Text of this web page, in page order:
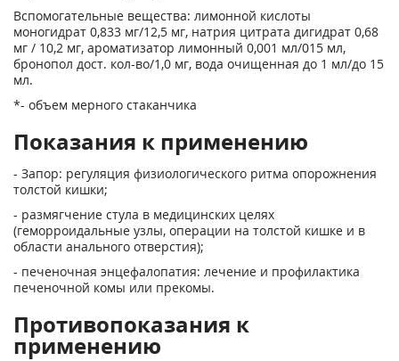
Вспомогательные вещества: лимонной кислоты
моногидрат 0,833 мг/12,5 мг, натрия цитрата дигидрат 0,68
мг / 10,2 мг, ароматизатор лимонный 0,001 мл/015 мл,
бронопол дост. кол-во/1,0 мг, вода очищенная до 1 мл/до 15
мл.
*- объем мерного стаканчика
Показания к применению
- Запор: регуляция физиологического ритма опорожнения
толстой кишки;
- размягчение стула в медицинских целях
(геморроидальные узлы, операции на толстой кишке и в
области анального отверстия);
- печеночная энцефалопатия: лечение и профилактика
печеночной комы или прекомы.
Противопоказания к
применению